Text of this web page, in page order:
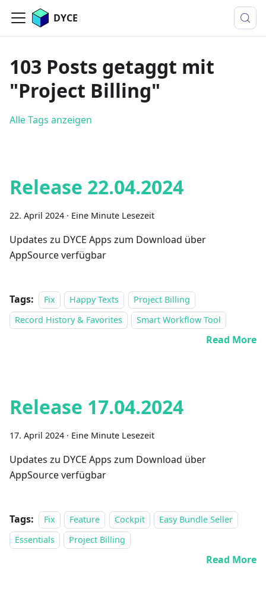
DYCE
103 Posts getaggt mit
"Project Billing"
Alle Tags anzeigen
Release 22.04.2024
22. April 2024 · Eine Minute Lesezeit
Updates zu DYCE Apps zum Download über
AppSource verfügbar
Tags: Fix Happy Texts
Project Billing
Record History & Favorites
Smart Workflow Tool
Read More
Release 17.04.2024
17. April 2024 · Eine Minute Lesezeit
Updates zu DYCE Apps zum Download über
AppSource verfügbar
Tags: Fix Feature Cockpit
Easy Bundle Seller
Essentials
Project Billing
Read More